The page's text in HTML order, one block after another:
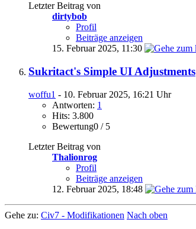
Letzter Beitrag von
dirtybob
Profil
Beiträge anzeigen
15. Februar 2025, 11:30
Sukritact's Simple UI Adjustments
woffu1 - 10. Februar 2025, 16:21 Uhr
Antworten: 1
Hits: 3.800
Bewertung0 / 5
Letzter Beitrag von
Thalionrog
Profil
Beiträge anzeigen
12. Februar 2025, 18:48
Gehe zu: Civ7 - Modifikationen Nach oben